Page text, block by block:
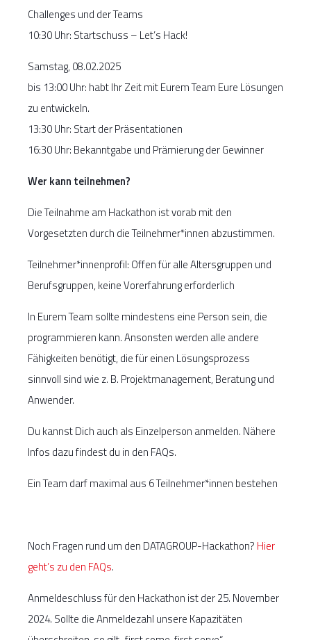
Challenges und der Teams
10:30 Uhr: Startschuss – Let’s Hack!
Samstag, 08.02.2025
bis 13:00 Uhr: habt Ihr Zeit mit Eurem Team Eure Lösungen
zu entwickeln.
13:30 Uhr: Start der Präsentationen
16:30 Uhr: Bekanntgabe und Prämierung der Gewinner
Wer kann teilnehmen?
Die Teilnahme am Hackathon ist vorab mit den
Vorgesetzten durch die Teilnehmer*innen abzustimmen.
Teilnehmer*innenprofil: Offen für alle Altersgruppen und
Berufsgruppen, keine Vorerfahrung erforderlich
In Eurem Team sollte mindestens eine Person sein, die
programmieren kann. Ansonsten werden alle andere
Fähigkeiten benötigt, die für einen Lösungsprozess
sinnvoll sind wie z. B. Projektmanagement, Beratung und
Anwender.
Du kannst Dich auch als Einzelperson anmelden. Nähere
Infos dazu findest du in den FAQs.
Ein Team darf maximal aus 6 Teilnehmer*innen bestehen
Noch Fragen rund um den DATAGROUP-Hackathon? Hier
geht’s zu den FAQs.
Anmeldeschluss für den Hackathon ist der 25. November
2024. Sollte die Anmeldezahl unsere Kapazitäten